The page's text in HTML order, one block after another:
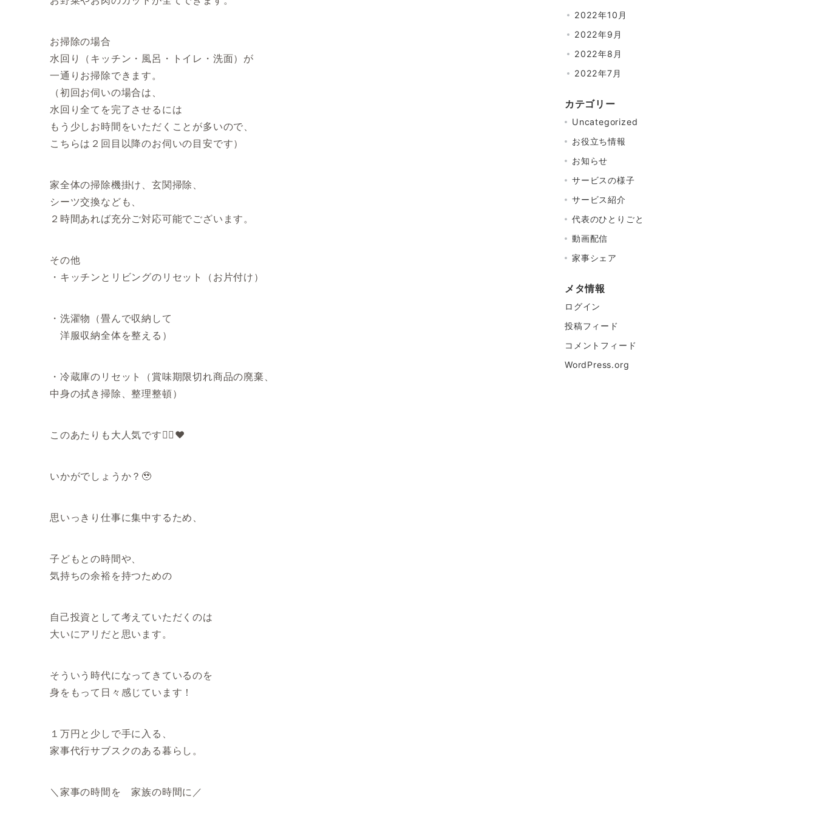
お掃除の場合
水回り（キッチン・風呂・トイレ・洗面）が
一通りお掃除できます。
（初回お伺いの場合は、
水回り全てを完了させるには
もう少しお時間をいただくことが多いので、
こちらは２回目以降のお伺いの目安です）
家全体の掃除機掛け、玄関掃除、
シーツ交換なども、
２時間あれば充分ご対応可能でございます。
その他
・キッチンとリビングのリセット（お片付け）
・洗濯物（畳んで収納して
洋服収納全体を整える）
・冷蔵庫のリセット（賞味期限切れ商品の廃棄、
中身の拭き掃除、整理整頓）
このあたりも大人気です🙆‍♀️❤️
いかがでしょうか？🥹
思いっきり仕事に集中するため、
子どもとの時間や、
気持ちの余裕を持つための
自己投資として考えていただくのは
大いにアリだと思います。
そういう時代になってきているのを
身をもって日々感じています！
１万円と少しで手に入る、
家事代行サブスクのある暮らし。
＼家事の時間を 家族の時間に／
2022年10月
2022年9月
2022年8月
2022年7月
カテゴリー
Uncategorized
お役立ち情報
お知らせ
サービスの様子
サービス紹介
代表のひとりごと
動画配信
家事シェア
メタ情報
ログイン
投稿フィード
コメントフィード
WordPress.org